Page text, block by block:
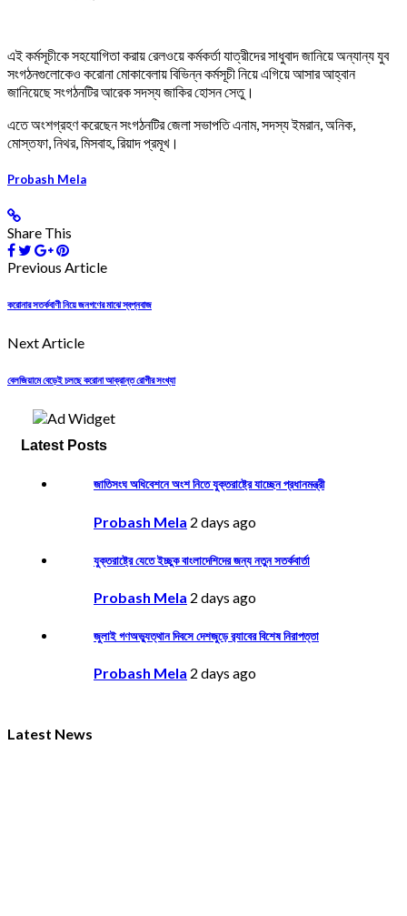
এই কর্মসূচীকে সহযোগিতা করায় রেলওয়ে কর্মকর্তা যাত্রীদের সাধুবাদ জানিয়ে অন্যান্য যুব
সংগঠনগুলোকেও করোনা মোকাবেলায় বিভিন্ন কর্মসূচী নিয়ে এগিয়ে আসার আহ্বান
জানিয়েছে সংগঠনটির আরেক সদস্য জাকির হোসন সেতু।
এতে অংশগ্রহণ করেছেন সংগঠনটির জেলা সভাপতি এনাম, সদস্য ইমরান, অনিক,
মোস্তফা, নিথর, মিসবাহ, রিয়াদ প্রমূখ।
Probash Mela
Share This
Previous Article
করোনার সতর্কবাণী নিয়ে জনগণের মাঝে স্বপ্নবাজ
Next Article
বেলজিয়ামে বেড়েই চলছে করোনা আক্রান্ত রোগীর সংখ্যা
Latest Posts
জাতিসংঘ অধিবেশনে অংশ নিতে যুক্তরাষ্ট্রে যাচ্ছেন প্রধানমন্ত্রী
Probash Mela 2 days ago
যুক্তরাষ্ট্রে যেতে ইচ্ছুক বাংলাদেশিদের জন্য নতুন সতর্কবার্তা
Probash Mela 2 days ago
জুলাই গণঅভ্যুত্থান দিবসে দেশজুড়ে র‌্যাবের বিশেষ নিরাপত্তা
Probash Mela 2 days ago
Latest News